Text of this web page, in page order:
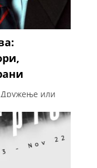
или
на сцени на
да буде
Стрелца,
талента